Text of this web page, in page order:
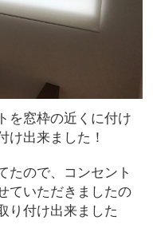
を窓枠の近くに付け
け出来ました！
たので、コンセント
ていただきましたの
り付け出来ました